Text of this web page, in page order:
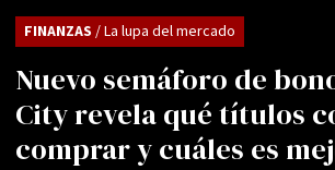
Nuevo semáforo de
City revela qué títulos
comprar y cuáles es
FINANZAS / La lupa del mercado